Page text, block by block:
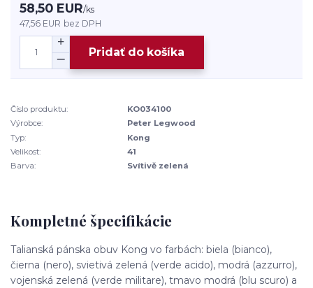
58,50 EUR/ks
47,56 EUR bez DPH
Pridať do košíka
Číslo produktu:
KO034100
Výrobce:
Peter Legwood
Typ:
Kong
Velikost:
41
Barva:
Svítivě zelená
Kompletné špecifikácie
Talianská pánska obuv Kong vo farbách: biela (bianco),
čierna (nero), svietivá zelená (verde acido), modrá (azzurro),
vojenská zelená (verde militare), tmavo modrá (blu scuro) a